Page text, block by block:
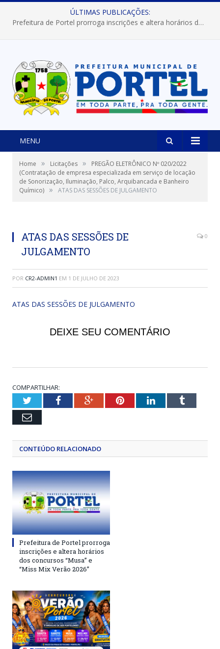
ÚLTIMAS PUBLICAÇÕES:
Prefeitura de Portel prorroga inscrições e altera horários dos concursos “Musa” e “Miss Mix Verão 2026”
MENU
Home » Licitações »
PREGÃO ELETRÔNICO Nº 020/2022
(Contratação de empresa especializada em serviço de locação
de Sonorização, Iluminação, Palco, Arquibancada e Banheiro
Químico) » ATAS DAS SESSÕES DE JULGAMENTO
ATAS DAS SESSÕES DE
JULGAMENTO
0
POR CR2-ADMIN1 EM 1 DE JULHO DE 2023
ATAS DAS SESSÕES DE JULGAMENTO
DEIXE SEU COMENTÁRIO
COMPARTILHAR:
TwitterFacebookGoogle+PinterestLinkedInTumblr
Email
CONTEÚDO RELACIONADO
Prefeitura de Portel prorroga
inscrições e altera horários
dos concursos “Musa” e
“Miss Mix Verão 2026”